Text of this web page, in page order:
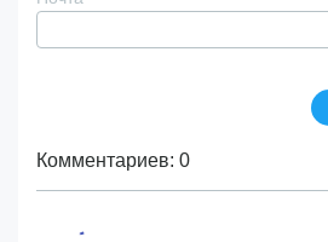
Комментариев: 0